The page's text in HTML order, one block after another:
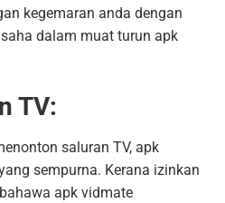
kegemaran anda dengan
dalam muat turun apk
TV:
saluran TV, apk
sempurna. Kerana izinkan
apk vidmate